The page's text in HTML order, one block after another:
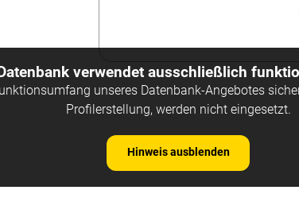
verwendet ausschließlich
unseres Datenbank-Angebotes
Profilerstellung, werden nicht eingesetzt.
Hinweis ausblenden